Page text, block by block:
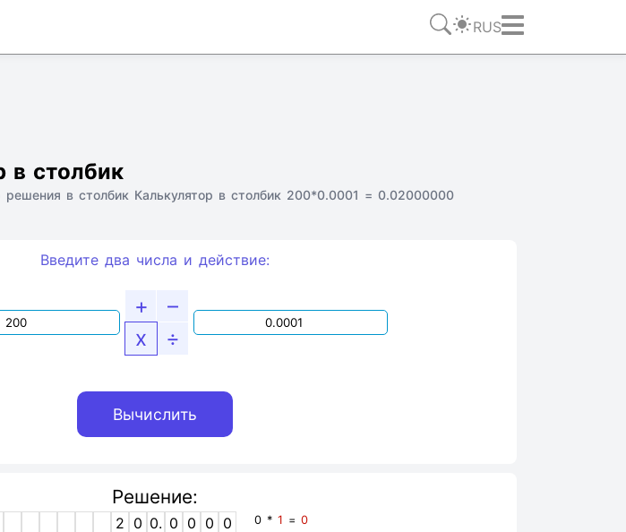
RUS
в столбик
в столбик Калькулятор в столбик 200*0.0001 = 0.02000000
Введите два числа и действие:
+
–
x
÷
Решение:
2 0 0. 0 0 0 0
0 *1 =0